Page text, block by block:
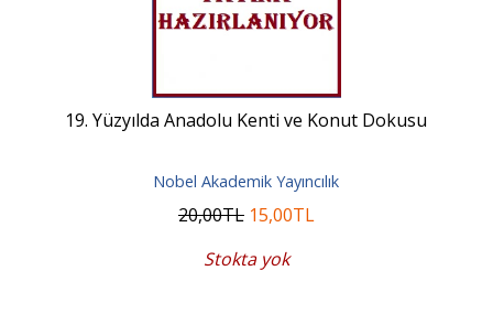
19. Yüzyılda Anadolu Kenti ve Konut Dokusu
Nobel Akademik Yayıncılık
20,00TL 15,00TL
Stokta yok